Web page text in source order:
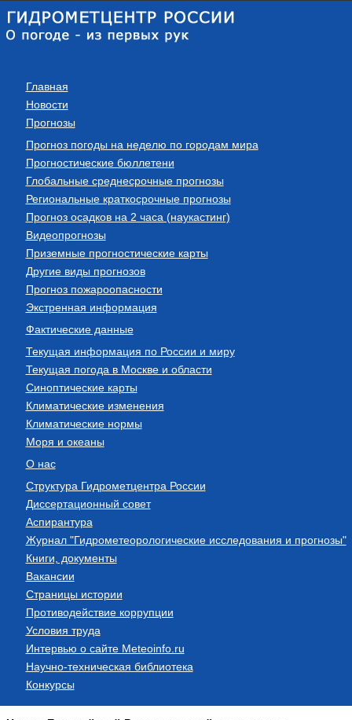
Главная
Новости
Прогнозы
Прогноз погоды на неделю по городам мира
Прогностические бюллетени
Глобальные среднесрочные прогнозы
Региональные краткосрочные прогнозы
Прогноз осадков на 2 часа (наукастинг)
Видеопрогнозы
Приземные прогностические карты
Другие виды прогнозов
Прогноз пожароопасности
Экстренная информация
Фактические данные
Текущая информация по России и миру
Текущая погода в Москве и области
Синоптические карты
Климатические изменения
Климатические нормы
Моря и океаны
О нас
Структура Гидрометцентра России
Диссертационный совет
Аспирантура
Журнал "Гидрометеорологические исследования и прогнозы"
Книги, документы
Вакансии
Страницы истории
Противодействие коррупции
Условия труда
Интервью о сайте Meteoinfo.ru
Научно-техническая библиотека
Конкурсы